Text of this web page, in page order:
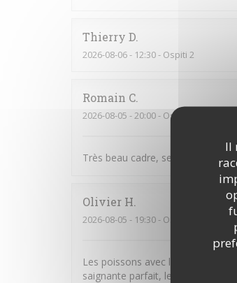
Il
Thierry D
2026-08-06- 12:30 - Ospiti 2
Romain C
2026-08-05 - 20:00 - Ospiti 2
Très beau cadre, serveurs
Olivier H
2026-08-05 - 19:30 - Ospiti 3
Les poissons avec leurs
saignante parfait, les desserts